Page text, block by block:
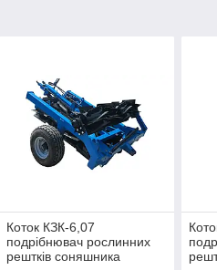
Коток КЗК-6,07
подрібнювач рослинних
рештків соняшника